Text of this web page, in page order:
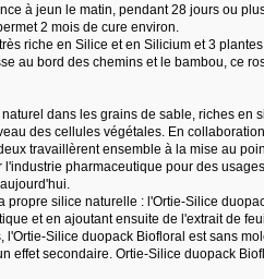
à jeun le matin, pendant 28 jours ou
2 mois de cure environ.
riche en Silice et en Silicium et 3
au bord des chemins et le bambou, ce
dans les grains de sable, riches en
des cellules végétales. En
travaillèrent ensemble à la mise au
pharmaceutique pour des
silice naturelle : l'Ortie-Silice
et en ajoutant ensuite de l'extrait de
Silice duopack Biofloral est sans
effet secondaire. Ortie-Silice duopack